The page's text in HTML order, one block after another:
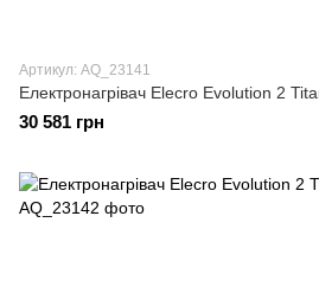
Артикул: AQ_23141
Електронагрівач Elecro Evolution 2
30 581 грн